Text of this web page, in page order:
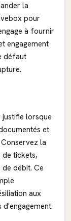
la
pour
à fournir
engagement
défaut
lorsque
et
la
de tickets,
débit. Ce
aux